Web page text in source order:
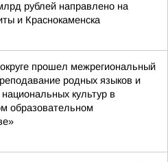
рублей направлено на
и Краснокаменска
прошел межрегиональный
родных языков и
культур в
образовательном